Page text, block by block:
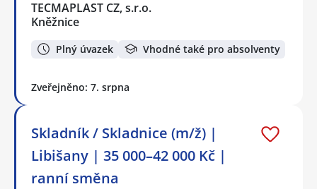
TECMAPLAST CZ, s.r.o.
Kněžnice
Plný úvazek Vhodné také pro absolventy
Zveřejněno: 7. srpna
Skladník / Skladnice (m/ž) |
Libišany | 35 000–42 000 Kč |
ranní směna